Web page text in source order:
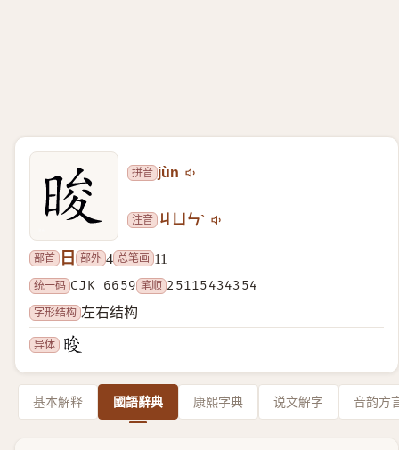
拼音 jùn
注音 ㄐㄩㄣˋ
部首 日 部外 4 总笔画 11
统一码 CJK 6659 笔顺 25115434354
字形结构 左右结构
异体
基本解释 國語辭典 康熙字典 说文解字 音韵方